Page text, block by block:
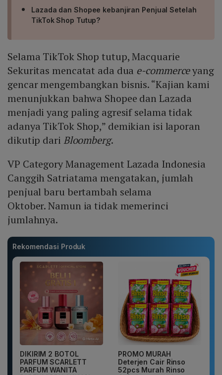
Lazada dan Shopee kebanjiran Penjual Setelah
TikTok Shop Tutup?
Selama TikTok Shop tutup, Macquarie
Sekuritas mencatat ada dua e-commerceyang
gencar mengembangkan bisnis. “Kajian kami
menunjukkan bahwa Shopee dan Lazada
menjadi yang paling agresif selama tidak
adanya TikTok Shop,” demikian isi laporan
dikutip dari Bloomberg.
VP Category Management Lazada Indonesia
Canggih Satriatama mengatakan, jumlah
penjual baru bertambah selama
Oktober. Namun ia tidak memerinci
jumlahnya.
Rekomendasi Produk
DIKIRIM 2 BOTOL
PARFUM SCARLETT
PARFUM WANITA
PROMO MURAH
Deterjen Cair Rinso
52pcs Murah Rinso